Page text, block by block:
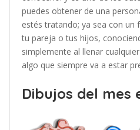
puedes obtener de una
estés tratando; ya sea con un
tu pareja o tus hijos,
simplemente al llenar
algo que siempre va a estar
Dibujos del mes